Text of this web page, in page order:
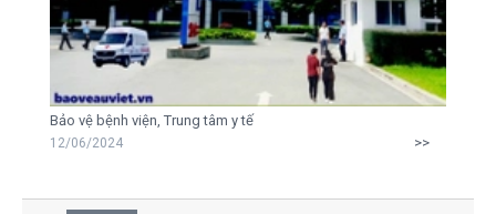
Bảo vệ bệnh viện, Trung tâm y tế
12/06/2024 >>